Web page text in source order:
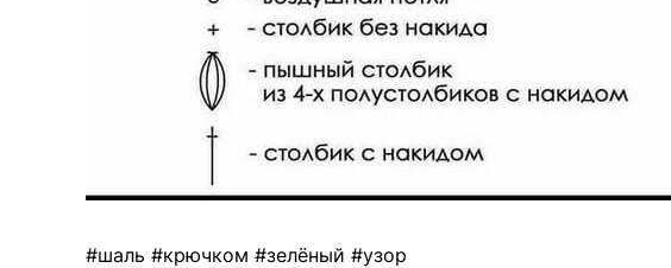
#шаль #крючком #зелёный #узор